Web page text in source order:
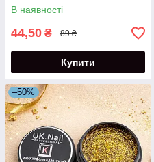
В наявності
44,50 ₴ 89 ₴
Купити
–50%